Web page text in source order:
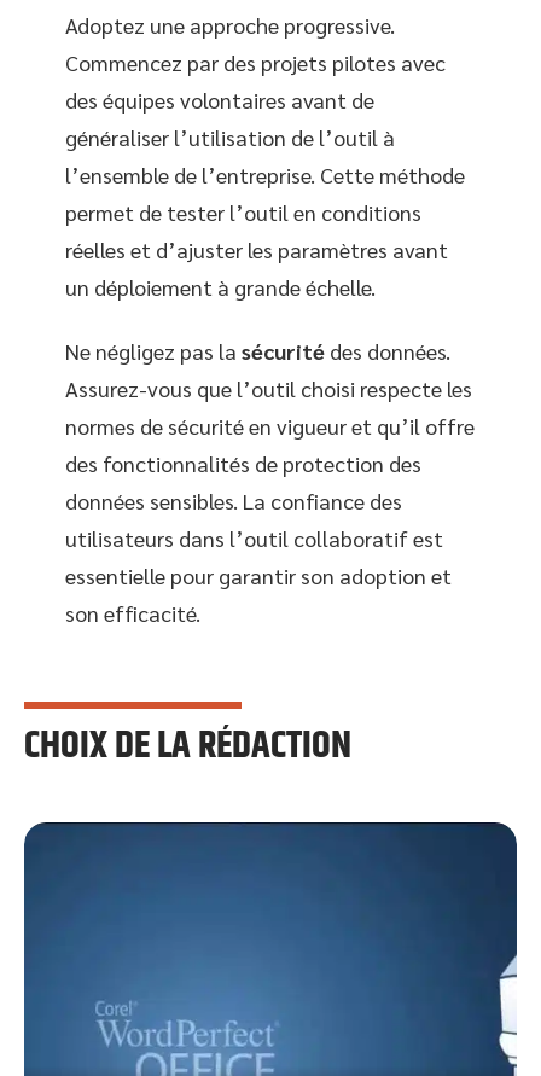
Adoptez une approche progressive.
Commencez par des projets pilotes avec
des équipes volontaires avant de
généraliser l’utilisation de l’outil à
l’ensemble de l’entreprise. Cette méthode
permet de tester l’outil en conditions
réelles et d’ajuster les paramètres avant
un déploiement à grande échelle.
Ne négligez pas la sécurité des données.
Assurez-vous que l’outil choisi respecte les
normes de sécurité en vigueur et qu’il offre
des fonctionnalités de protection des
données sensibles. La confiance des
utilisateurs dans l’outil collaboratif est
essentielle pour garantir son adoption et
son efficacité.
CHOIX DE LA RÉDACTION